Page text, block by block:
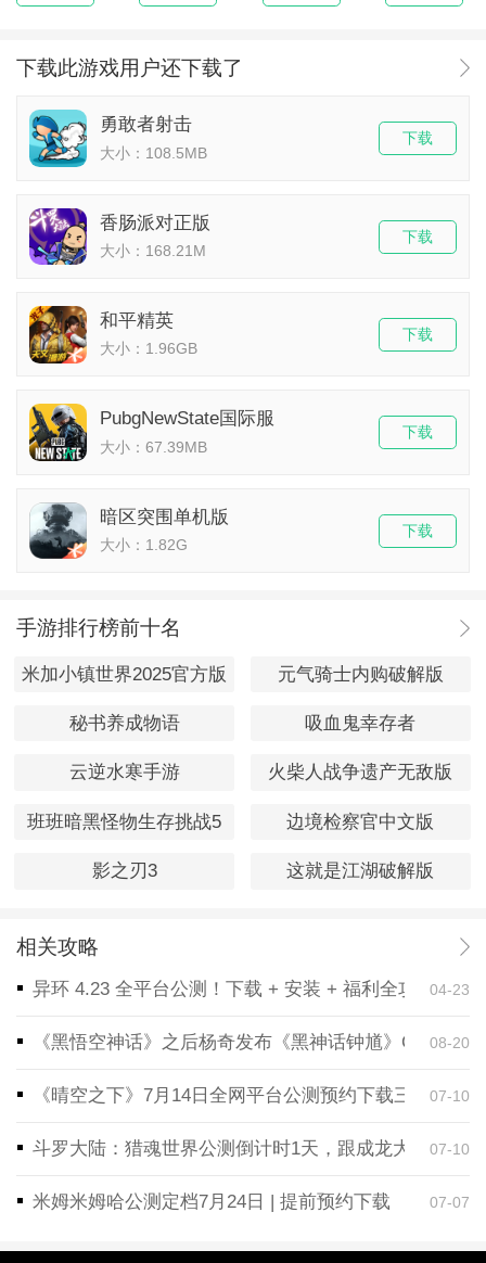
下载此游戏用户还下载了
勇敢者射击
大小：108.5MB
下载
香肠派对正版
大小：168.21M
下载
和平精英
大小：1.96GB
下载
PubgNewState国际服
大小：67.39MB
下载
暗区突围单机版
大小：1.82G
下载
手游排行榜前十名
米加小镇世界2025官方版 元气骑士内购破解版
秘书养成物语 吸血鬼幸存者
云逆水寒手游 火柴人战争遗产无敌版
班班暗黑怪物生存挑战5 边境检察官中文版
影之刃3 这就是江湖破解版
相关攻略
异环 4.23 全平台公测！下载 + 安装 + 福利全攻略，一
04-23
《黑悟空神话》之后杨奇发布《黑神话钟馗》CG！预
08-20
《晴空之下》7月14日全网平台公测预约下载三端同步
07-10
斗罗大陆：猎魂世界公测倒计时1天，跟成龙大哥一起
07-10
米姆米姆哈公测定档7月24日 | 提前预约下载 07-07